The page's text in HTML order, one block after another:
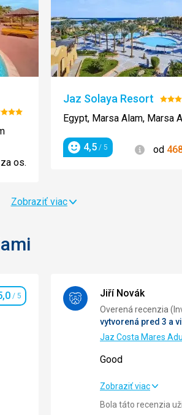
za os.
Jaz Solaya Resort
5/5
Egypt, Marsa Alam, Marsa
Hodnotenie
4,5 / 5 od
Zobraziť viac
/ 5 Jiří Novák
vytvorená pred 3 a
Jaz Costa Mares
Good
Good
Zobraziť viac
Bola táto recenzia